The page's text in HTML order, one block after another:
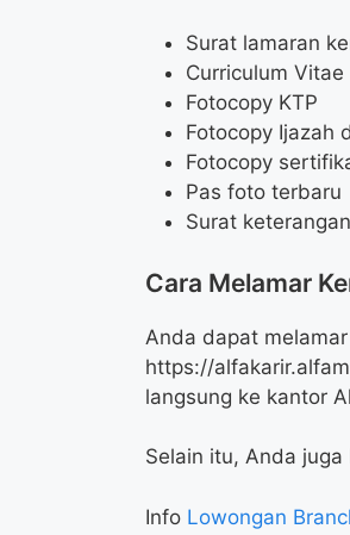
Surat lamaran
Curriculum Vitae
Fotocopy KTP
Fotocopy Ijazah
Fotocopy
Pas foto terbaru
Surat
Cara Melamar
Anda dapat
https://
langsung ke kantor
Selain itu, Anda
Info Lowongan